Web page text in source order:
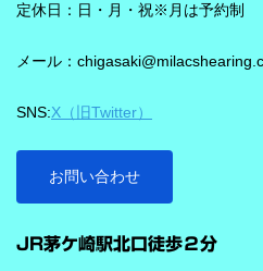
定休日：日・月・祝※月は予約制
メール：
SNS:X（旧Twitter）
お問い合わせ
JR茅ケ崎駅北口徒歩２分